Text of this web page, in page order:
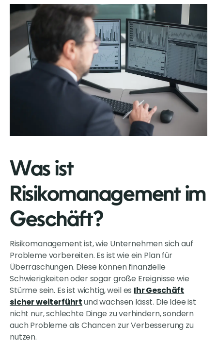
Was ist
Risikomanagement im
Geschäft?
Risikomanagement ist, wie Unternehmen sich auf
Probleme vorbereiten. Es ist wie ein Plan für
Überraschungen. Diese können finanzielle
Schwierigkeiten oder sogar große Ereignisse wie
Stürme sein. Es ist wichtig, weil es Ihr Geschäft
sicher weiterführtund wachsen lässt. Die Idee ist
nicht nur, schlechte Dinge zu verhindern, sondern
auch Probleme als Chancen zur Verbesserung zu
nutzen.